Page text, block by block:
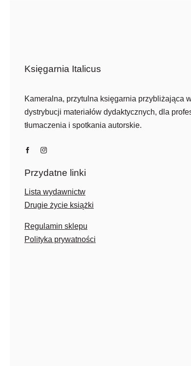
Księgarnia Italicus
Kameralna, przytulna księgarnia przybliżająca
dystrybucji materiałów dydaktycznych, dla
tłumaczenia i spotkania autorskie.
Przydatne linki
Lista wydawnictw
Drugie życie książki
Regulamin sklepu
Polityka prywatności